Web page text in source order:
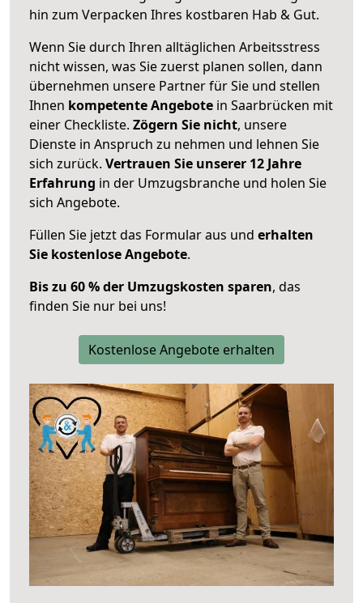
hin zum Verpacken Ihres kostbaren Hab & Gut.
Wenn Sie durch Ihren alltäglichen Arbeitsstress
nicht wissen, was Sie zuerst planen sollen, dann
übernehmen unsere Partner für Sie und stellen
Ihnen kompetente Angebote in Saarbrücken mit
einer Checkliste. Zögern Sie nicht, unsere
Dienste in Anspruch zu nehmen und lehnen Sie
sich zurück. Vertrauen Sie unserer 12 Jahre
Erfahrung in der Umzugsbranche und holen Sie
sich Angebote.
Füllen Sie jetzt das Formular aus und erhalten
Sie kostenlose Angebote.
Bis zu 60 % der Umzugskosten sparen, das
finden Sie nur bei uns!
Kostenlose Angebote erhalten